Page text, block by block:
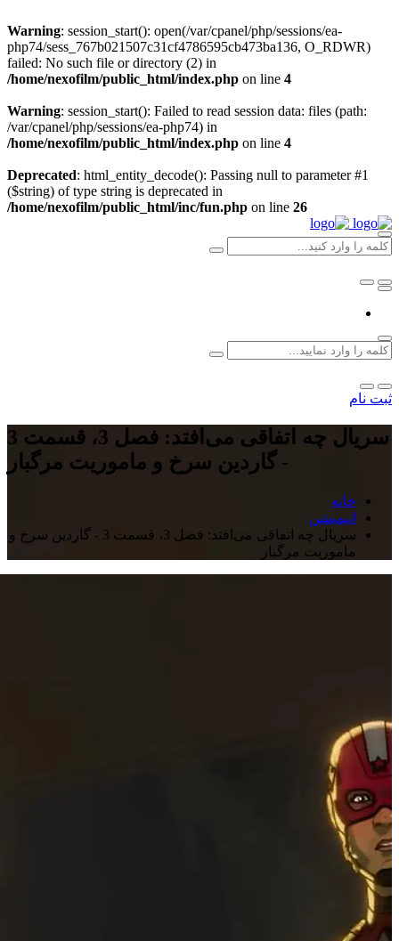
Warning: session_start(): open(/var/cpanel/php/sessions/ea-
php74/sess_767b021507c31cf4786595cb473ba136, O_RDWR)
failed: No such file or directory (2) in
/home/nexofilm/public_html/index.php on line 4
Warning: session_start(): Failed to read session data: files (path:
/var/cpanel/php/sessions/ea-php74) in
/home/nexofilm/public_html/index.php on line 4
Deprecated: html_entity_decode(): Passing null to parameter #1
($string) of type string is deprecated in
/home/nexofilm/public_html/inc/fun.php on line 26
ثبت نام
سریال چه اتفاقی می‌افتد: فصل 3، قسمت 3
- گاردین سرخ و ماموریت مرگبار
خانه
انیمیشن
سریال چه اتفاقی می‌افتد: فصل 3، قسمت 3 - گاردین سرخ و
ماموریت مرگبار